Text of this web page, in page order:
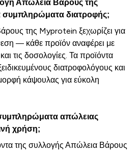
Απώλεια Βάρους της
διατροφής;
της Myprotein ξεχωρίζει για
— κάθε προϊόν αναφέρει με
τις δοσολογίες. Τα προϊόντα
διατροφολόγους και
μορφή κάψουλας για εύκολη
απώλειας
χρήση;
της συλλογής Απώλεια Βάρους